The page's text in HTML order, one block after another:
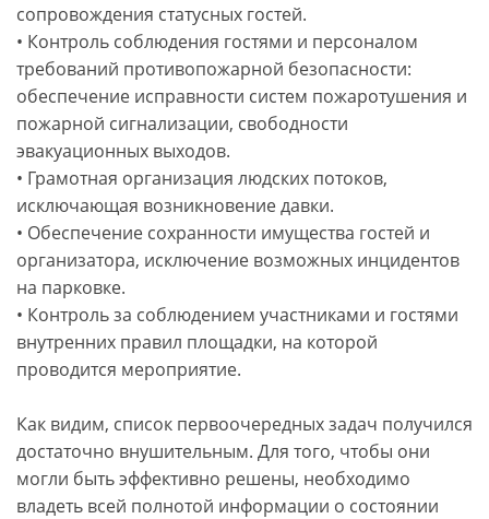
сопровождения статусных гостей.
• Контроль соблюдения гостями и персоналом
требований противопожарной безопасности:
обеспечение исправности систем пожаротушения и
пожарной сигнализации, свободности
эвакуационных выходов.
• Грамотная организация людских потоков,
исключающая возникновение давки.
• Обеспечение сохранности имущества гостей и
организатора, исключение возможных инцидентов
на парковке.
• Контроль за соблюдением участниками и гостями
внутренних правил площадки, на которой
проводится мероприятие.
Как видим, список первоочередных задач получился
достаточно внушительным. Для того, чтобы они
могли быть эффективно решены, необходимо
владеть всей полнотой информации о состоянии